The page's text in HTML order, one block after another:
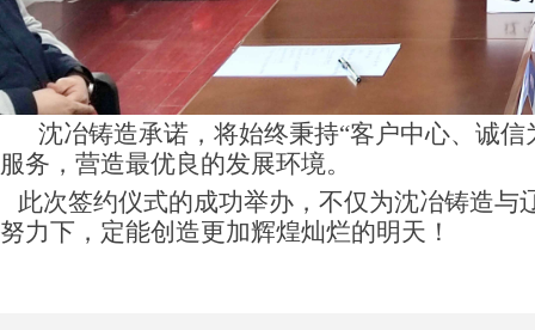
沈冶铸造承诺，将始终秉持“客户中心、诚
服务，营造最优良的发展环境。
此次签约仪式的成功举办，不仅为沈冶铸造与
努力下，定能创造更加辉煌灿烂的明天！